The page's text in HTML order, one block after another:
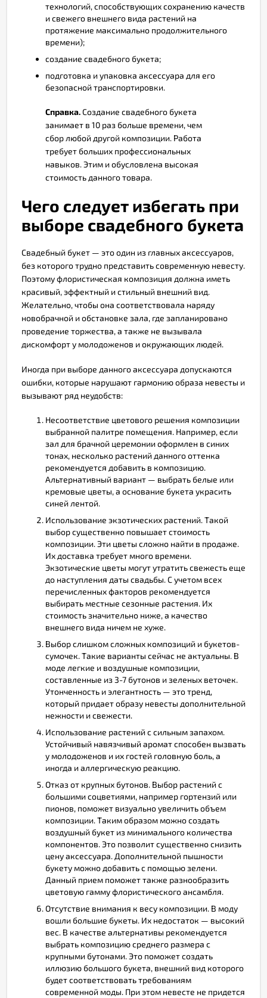
технологий, способствующих сохранению качеств
и свежего внешнего вида растений на
протяжение максимально продолжительного
времени);
создание свадебного букета;
подготовка и упаковка аксессуара для его
безопасной транспортировки.
Справка.Создание свадебного букета
занимает в 10 раз больше времени, чем
сбор любой другой композиции. Работа
требует больших профессиональных
навыков. Этим и обусловлена высокая
стоимость данного товара.
Чего следует избегать при
выборе свадебного букета
Свадебный букет — это один из главных аксессуаров,
без которого трудно представить современную невесту.
Поэтому флористическая композиция должна иметь
красивый, эффектный и стильный внешний вид.
Желательно, чтобы она соответствовала наряду
новобрачной и обстановке зала, где запланировано
проведение торжества, а также не вызывала
дискомфорт у молодоженов и окружающих людей.
Иногда при выборе данного аксессуара допускаются
ошибки, которые нарушают гармонию образа невесты и
вызывают ряд неудобств:
Несоответствие цветового решения композиции
выбранной палитре помещения. Например, если
зал для брачной церемонии оформлен в синих
тонах, несколько растений данного оттенка
рекомендуется добавить в композицию.
Альтернативный вариант — выбрать белые или
кремовые цветы, а основание букета украсить
синей лентой.
Использование экзотических растений. Такой
выбор существенно повышает стоимость
композиции. Эти цветы сложно найти в продаже.
Их доставка требует много времени.
Экзотические цветы могут утратить свежесть еще
до наступления даты свадьбы. С учетом всех
перечисленных факторов рекомендуется
выбирать местные сезонные растения. Их
стоимость значительно ниже, а качество
внешнего вида ничем не хуже.
Выбор слишком сложных композиций и букетов-
сумочек. Такие варианты сейчас не актуальны. В
моде легкие и воздушные композиции,
составленные из 3-7 бутонов и зеленых веточек.
Утонченность и элегантность — это тренд,
который придает образу невесты дополнительной
нежности и свежести.
Использование растений с сильным запахом.
Устойчивый навязчивый аромат способен вызвать
у молодоженов и их гостей головную боль, а
иногда и аллергическую реакцию.
Отказ от крупных бутонов. Выбор растений с
большими соцветиями, например гортензий или
пионов, поможет визуально увеличить объем
композиции. Таким образом можно создать
воздушный букет из минимального количества
компонентов. Это позволит существенно снизить
цену аксессуара. Дополнительной пышности
букету можно добавить с помощью зелени.
Данный прием поможет также разнообразить
цветовую гамму флористического ансамбля.
Отсутствие внимания к весу композиции. В моду
вошли большие букеты. Их недостаток — высокий
вес. В качестве альтернативы рекомендуется
выбрать композицию среднего размера с
крупными бутонами. Это поможет создать
иллюзию большого букета, внешний вид которого
будет соответствовать требованиям
современной моды. При этом невесте не придется